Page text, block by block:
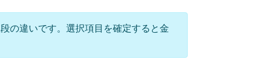
の違いです。選択項目を確定すると金